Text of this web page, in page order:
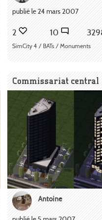
publié le 24 mars 2007
2 10
SimCity 4 / BATs / Monuments
Commissariat central
Antoine